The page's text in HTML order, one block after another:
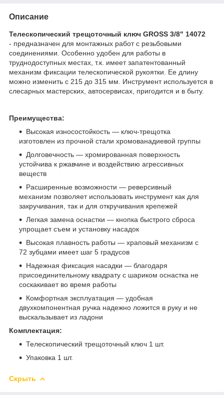
Описание
Телескопический трещоточный ключ GROSS 3/8" 14072
- предназначен для монтажных работ с резьбовыми
соединениями. Особенно удобен для работы в
труднодоступных местах, т.к. имеет запатентованный
механизм фиксации телескопической рукоятки. Ее длину
можно изменить с 215 до 315 мм. Инструмент используется в
слесарных мастерских, автосервисах, пригодится и в быту.
Преимущества:
Высокая износостойкость — ключ-трещотка
изготовлен из прочной стали хромованадиевой группы
Долговечность — хромированная поверхность
устойчива к ржавчине и воздействию агрессивных
веществ
Расширенные возможности — реверсивный
механизм позволяет использовать инструмент как для
закручивания, так и для откручивания крепежей
Легкая замена оснастки — кнопка быстрого сброса
упрощает съем и установку насадок
Высокая плавность работы — храповый механизм с
72 зубцами имеет шаг 5 градусов
Надежная фиксация насадки — благодаря
присоединительному квадрату с шариком оснастка не
соскакивает во время работы
Комфортная эксплуатация — удобная
двухкомпонентная ручка надежно ложится в руку и не
выскальзывает из ладони
Комплектация:
Телескопический трещоточный ключ 1 шт.
Упаковка 1 шт.
Скрыть